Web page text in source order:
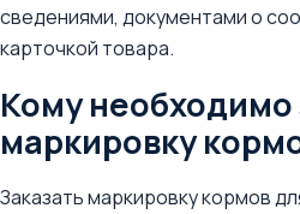
сведениями, документами о
карточкой товара.
Кому необходимо
маркировку
Заказать маркировку кормов